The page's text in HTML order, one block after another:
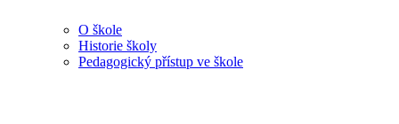
O škole
Historie školy
Pedagogický přístup ve škole